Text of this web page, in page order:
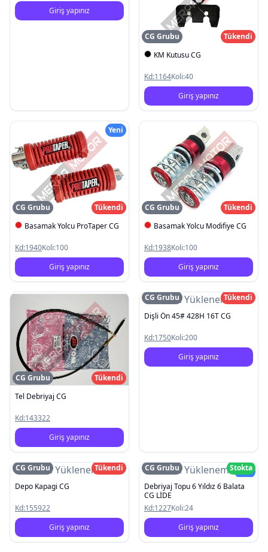
Giriş yapınız
CG Grubu
Tükendi
KM Kutusu CG
Kd:1164Koli:40
Giriş yapınız
Yeni
CG Grubu
Tükendi
Basamak Yolcu ProTaper CG
Kd:1940Koli:100
Giriş yapınız
CG Grubu
Tükendi
Basamak Yolcu Modifiye CG
Kd:1938Koli:100
Giriş yapınız
CG Grubu
Tükendi
Tel Debriyaj CG
Kd:143322
Giriş yapınız
Resim Yüklenemedi
CG Grubu
Tükendi
Dişli Ön 45# 428H 16T CG
Kd:1750Koli:200
Giriş yapınız
Resim Yüklenemedi
CG Grubu
Tükendi
Depo Kapagi CG
Kd:155922
Giriş yapınız
Resim YüklenemediYeni
CG Grubu
Stokta
Debriyaj Topu 6 Yıldız 6 Balata
CG LİDE
Kd:1227Koli:24
Giriş yapınız